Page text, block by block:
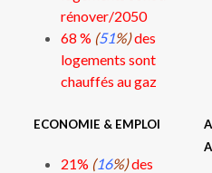
rénover/2050
68 % (51%)des
logements sont
chauffés au gaz
ECONOMIE & EMPLOI
21% (16%)des